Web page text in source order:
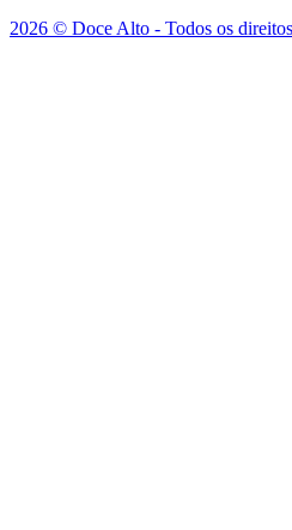
2026 © Doce Alto - Todos os